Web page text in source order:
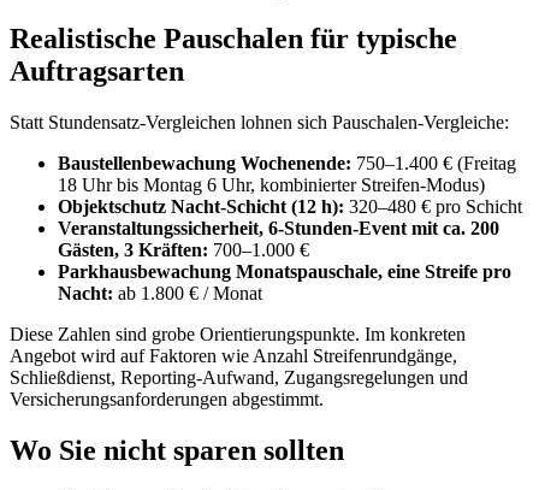
Realistische Pauschalen für typische
Auftragsarten
Statt Stundensatz-Vergleichen lohnen sich Pauschalen-Vergleiche:
Baustellenbewachung Wochenende: 750–1.400 € (Freitag
18 Uhr bis Montag 6 Uhr, kombinierter Streifen-Modus)
Objektschutz Nacht-Schicht (12 h): 320–480 € pro Schicht
Veranstaltungssicherheit, 6-Stunden-Event mit ca. 200
Gästen, 3 Kräften: 700–1.000 €
Parkhausbewachung Monatspauschale, eine Streife pro
Nacht: ab 1.800 € / Monat
Diese Zahlen sind grobe Orientierungspunkte. Im konkreten
Angebot wird auf Faktoren wie Anzahl Streifenrundgänge,
Schließdienst, Reporting-Aufwand, Zugangsregelungen und
Versicherungsanforderungen abgestimmt.
Wo Sie nicht sparen sollten